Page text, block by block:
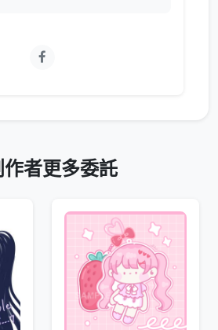
作者更多委託